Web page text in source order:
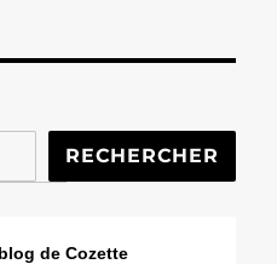
RECHERCHER
de Cozette